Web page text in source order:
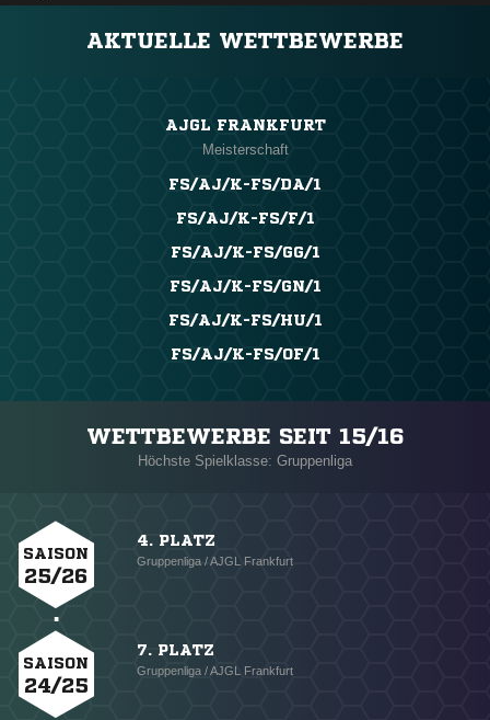
AKTUELLE WETTBEWERBE
AJGL FRANKFURT
Meisterschaft
FS/AJ/K-FS/DA/1
FS/AJ/K-FS/F/1
FS/AJ/K-FS/GG/1
FS/AJ/K-FS/GN/1
FS/AJ/K-FS/HU/1
FS/AJ/K-FS/OF/1
WETTBEWERBE SEIT 15/16
Höchste Spielklasse: Gruppenliga
SAISON
25/26
4. PLATZ
Gruppenliga / AJGL Frankfurt
SAISON
24/25
7. PLATZ
Gruppenliga / AJGL Frankfurt